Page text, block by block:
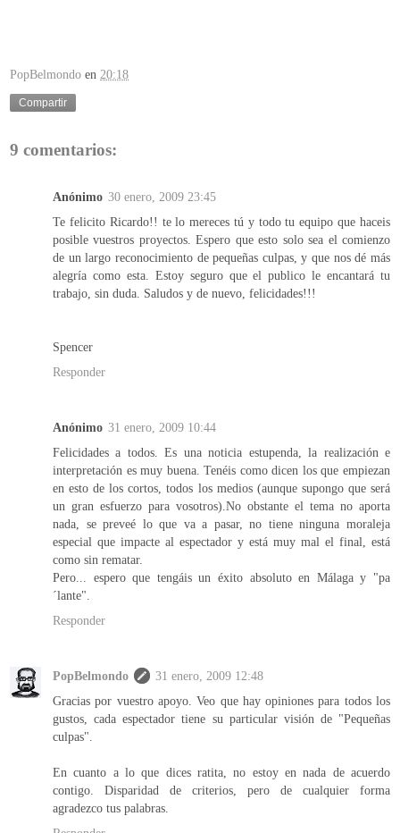
PopBelmondo en 20:18
Compartir
9 comentarios:
Anónimo 30 enero, 2009 23:45
Te felicito Ricardo!! te lo mereces tú y todo tu equipo que haceis
posible vuestros proyectos. Espero que esto solo sea el comienzo
de un largo reconocimiento de pequeñas culpas, y que nos dé más
alegría como esta. Estoy seguro que el publico le encantará tu
trabajo, sin duda. Saludos y de nuevo, felicidades!!!
Spencer
Responder
Anónimo 31 enero, 2009 10:44
Felicidades a todos. Es una noticia estupenda, la realización e
interpretación es muy buena. Tenéis como dicen los que empiezan
en esto de los cortos, todos los medios (aunque supongo que será
un gran esfuerzo para vosotros).No obstante el tema no aporta
nada, se preveé lo que va a pasar, no tiene ninguna moraleja
especial que impacte al espectador y está muy mal el final, está
como sin rematar.
Pero... espero que tengáis un éxito absoluto en Málaga y "pa
´lante".
Responder
PopBelmondo
31 enero, 2009 12:48
Gracias por vuestro apoyo. Veo que hay opiniones para todos los
gustos, cada espectador tiene su particular visión de "Pequeñas
culpas".
En cuanto a lo que dices ratita, no estoy en nada de acuerdo
contigo. Disparidad de criterios, pero de cualquier forma
agradezco tus palabras.